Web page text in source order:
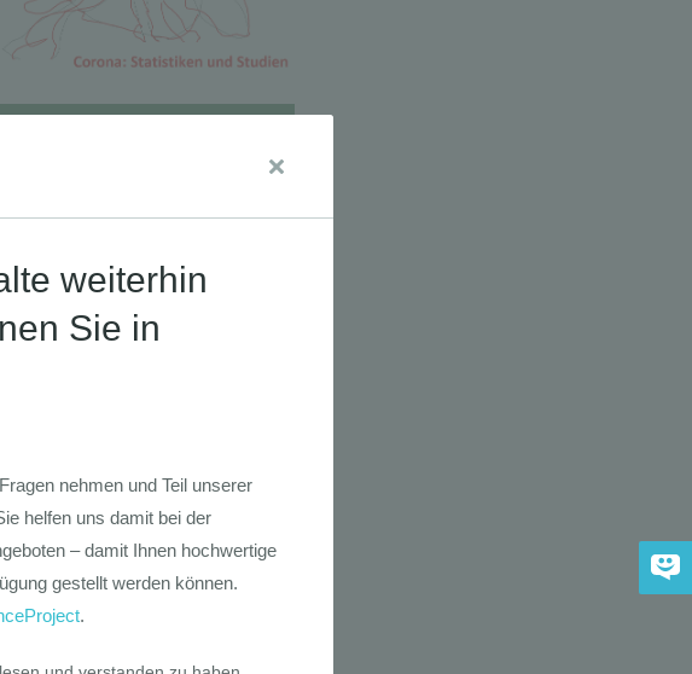
Die GIM Fahrradfahrer-
Typologie